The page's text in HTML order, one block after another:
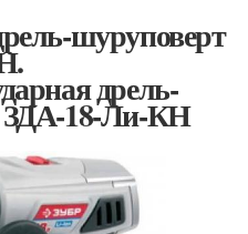
шуруповерт
дрель-
18-Ли-КН